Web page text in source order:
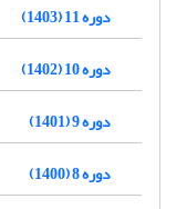
دوره 11 (1403)
دوره 10 (1402)
دوره 9 (1401)
دوره 8 (1400)